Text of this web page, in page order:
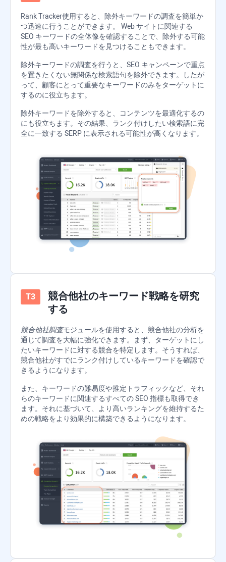
Rank Tracker使用すると、除外キーワードの調査を簡単か
つ迅速に行うことができます。 Web サイトに関連する
SEO キーワードの全体像を確認することで、除外する可能
性が最も高いキーワードを見つけることもできます。
除外キーワードの調査を行うと、SEO キャンペーンで重点
を置きたくない無関係な検索語句を除外できます。したが
って、顧客にとって重要なキーワードのみをターゲットに
するのに役立ちます。
除外キーワードを除外すると、コンテンツを最適化するの
にも役立ちます。その結果、ランク付けしたい検索語に完
全に一致する SERP に表示される可能性が高くなります。
競合他社のキーワード戦略を研究
する
競合他社調査モジュールを使用すると、競合他社の分析を
通じて調査を大幅に強化できます。まず、ターゲットにし
たいキーワードに対する競合を特定します。そうすれば、
競合他社がすでにランク付けしているキーワードを確認で
きるようになります。
また、キーワードの難易度や推定トラフィックなど、それ
らのキーワードに関連するすべての SEO 指標も取得でき
ます。それに基づいて、より高いランキングを維持するた
めの戦略をより効果的に構築できるようになります。